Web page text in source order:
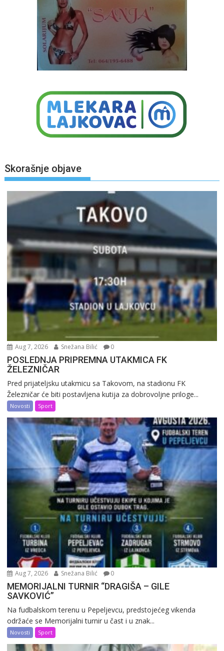
Skorašnje objave
Aug 7, 2026 Snežana Bilić 0
POSLEDNJA PRIPREMNA UTAKMICA FK
ŽELEZNIČAR
Pred prijateljsku utakmicu sa Takovom, na stadionu FK
Železničar će biti postavljena kutija za dobrovoljne priloge...
Novosti Sport
Aug 7, 2026 Snežana Bilić 0
MEMORIJALNI TURNIR “DRAGIŠA – GILE
SAVKOVIĆ”
Na fudbalskom terenu u Pepeljevcu, predstojećeg vikenda
održaće se Memorijalni turnir u čast i u znak...
Novosti Sport